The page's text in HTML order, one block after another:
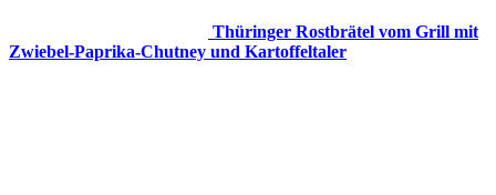
Thüringer Rostbrätel vom Grill mit
Zwiebel-Paprika-Chutney und Kartoffeltaler